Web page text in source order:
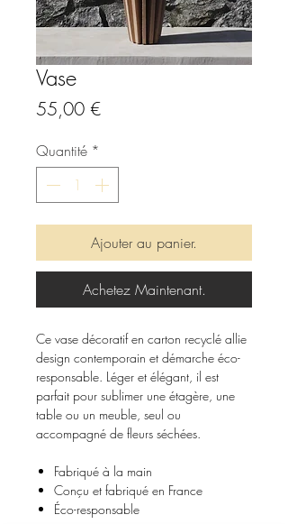
Vase
55,00 €Prix
Quantité *
Ajouter au panier.
Achetez Maintenant.
Ce vase décoratif en carton recyclé allie
design contemporain et démarche éco-
responsable. Léger et élégant, il est
parfait pour sublimer une étagère, une
table ou un meuble, seul ou
accompagné de fleurs séchées.
Fabriqué à la main
Conçu et fabriqué en France
Éco-responsable